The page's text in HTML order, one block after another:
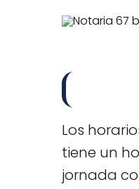
Los
tiene un
jornada